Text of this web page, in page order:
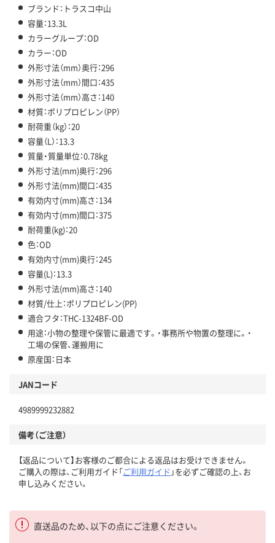
ブランド：トラスコ中山
容量：13.3L
カラーグループ：OD
カラー：OD
外形寸法（mm）奥行：296
外形寸法（mm）間口：435
外形寸法（mm）高さ：140
材質：ポリプロピレン（PP）
耐荷重（kg）：20
容量（L）：13.3
質量・質量単位：0.78kg
外形寸法(mm)奥行：296
外形寸法(mm)間口：435
有効内寸(mm)高さ：134
有効内寸(mm)間口：375
耐荷重(kg)：20
色：OD
有効内寸(mm)奥行：245
容量(L)：13.3
外形寸法(mm)高さ：140
材質/仕上：ポリプロピレン(PP)
適合フタ：THC-1324BF-OD
用途：小物の整理や保管に最適です。・事務所や物置の整理に。・
工場の保管、運搬用に
原産国：日本
JANコード
4989999232882
備考（ご注意）
【返品について】お客様のご都合による返品はお受けできません。
ご購入の際は、ご利用ガイド「ご利用ガイド 」を必ずご確認の上、お
申し込みください。
直送品のため、以下の点にご注意ください。